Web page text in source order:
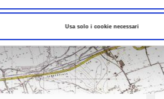
Usa solo i cookie necessari